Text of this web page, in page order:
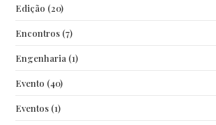
Edição (20)
Encontros (7)
Engenharia (1)
Evento (40)
Eventos (1)